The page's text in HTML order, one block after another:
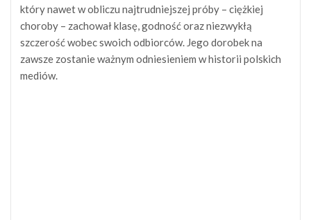
który nawet w obliczu najtrudniejszej próby – ciężkiej
choroby – zachował klasę, godność oraz niezwykłą
szczerość wobec swoich odbiorców. Jego dorobek na
zawsze zostanie ważnym odniesieniem w historii polskich
mediów.